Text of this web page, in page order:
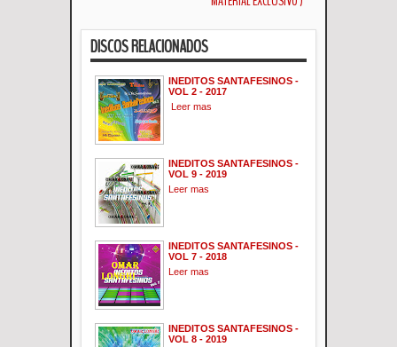
DISCOS RELACIONADOS
INEDITOS SANTAFESINOS -
VOL 2 - 2017
Leer mas
INEDITOS SANTAFESINOS -
VOL 9 - 2019
Leer mas
INEDITOS SANTAFESINOS -
VOL 7 - 2018
Leer mas
INEDITOS SANTAFESINOS -
VOL 8 - 2019